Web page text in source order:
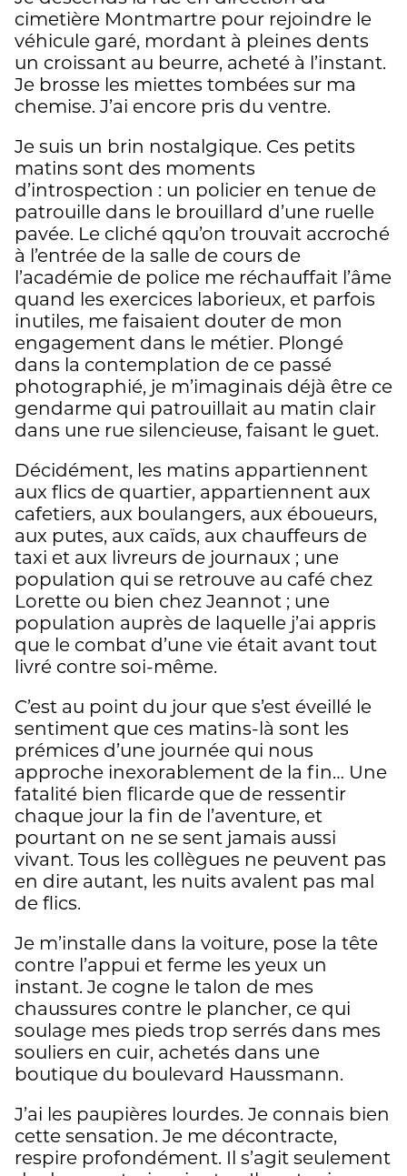
cimetière Montmartre pour rejoindre le
véhicule garé, mordant à pleines dents
un croissant au beurre, acheté à l’instant.
Je brosse les miettes tombées sur ma
chemise. J’ai encore pris du ventre.
Je suis un brin nostalgique. Ces petits
matins sont des moments
d’introspection : un policier en tenue de
patrouille dans le brouillard d’une ruelle
pavée. Le cliché qqu’on trouvait accroché
à l’entrée de la salle de cours de
l’académie de police me réchauffait l’âme
quand les exercices laborieux, et parfois
inutiles, me faisaient douter de mon
engagement dans le métier. Plongé
dans la contemplation de ce passé
photographié, je m’imaginais déjà être ce
gendarme qui patrouillait au matin clair
dans une rue silencieuse, faisant le guet.
Décidément, les matins appartiennent
aux flics de quartier, appartiennent aux
cafetiers, aux boulangers, aux éboueurs,
aux putes, aux caïds, aux chauffeurs de
taxi et aux livreurs de journaux ; une
population qui se retrouve au café chez
Lorette ou bien chez Jeannot ; une
population auprès de laquelle j’ai appris
que le combat d’une vie était avant tout
livré contre soi-même.
C’est au point du jour que s’est éveillé le
sentiment que ces matins-là sont les
prémices d’une journée qui nous
approche inexorablement de la fin… Une
fatalité bien flicarde que de ressentir
chaque jour la fin de l’aventure, et
pourtant on ne se sent jamais aussi
vivant. Tous les collègues ne peuvent pas
en dire autant, les nuits avalent pas mal
de flics.
Je m’installe dans la voiture, pose la tête
contre l’appui et ferme les yeux un
instant. Je cogne le talon de mes
chaussures contre le plancher, ce qui
soulage mes pieds trop serrés dans mes
souliers en cuir, achetés dans une
boutique du boulevard Haussmann.
J’ai les paupières lourdes. Je connais bien
cette sensation. Je me décontracte,
respire profondément. Il s’agit seulement